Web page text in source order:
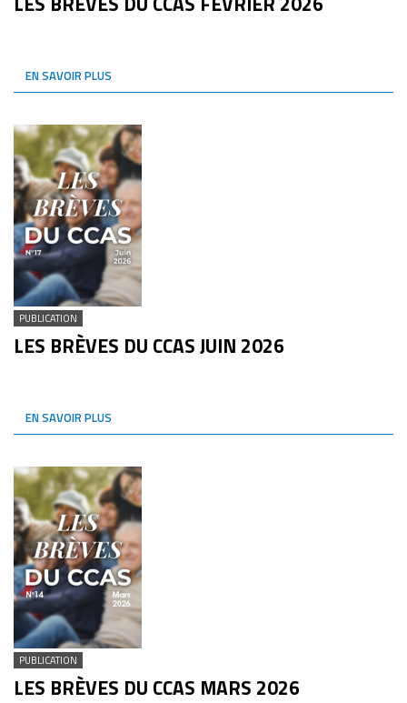
EN SAVOIR PLUS
PUBLICATION
LES BRÈVES DU CCAS JUIN 2026
EN SAVOIR PLUS
PUBLICATION
LES BRÈVES DU CCAS MARS 2026